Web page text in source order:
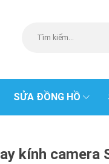
SỬA ĐỒNG HỒ
kính camera